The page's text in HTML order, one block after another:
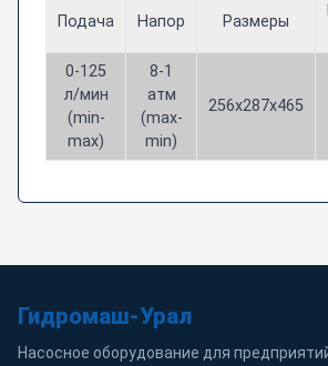
Подача Напор Размеры
0-125
л/мин
(min-
max)
8-1
атм
(max-
min)
256x287x465
Гидромаш-Урал
Насосное оборудование для